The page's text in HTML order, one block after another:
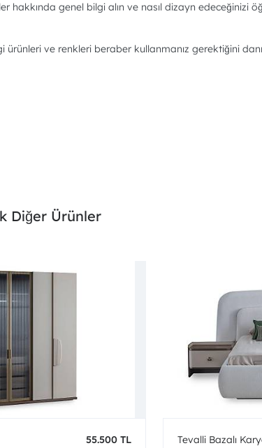
hakkında genel bilgi alın ve nasıl dizayn edeceğinizi
ürünleri ve renkleri beraber kullanmanız gerektiğini
Diğer Ürünler
55.500 TL Tevalli Bazalı